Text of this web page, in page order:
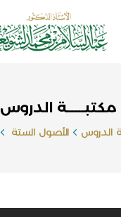
مكتبـــــة الدروس
الدروس الأصول الستة